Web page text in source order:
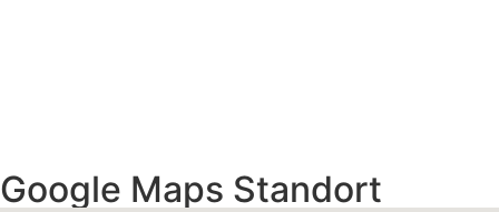
Google Maps Standort